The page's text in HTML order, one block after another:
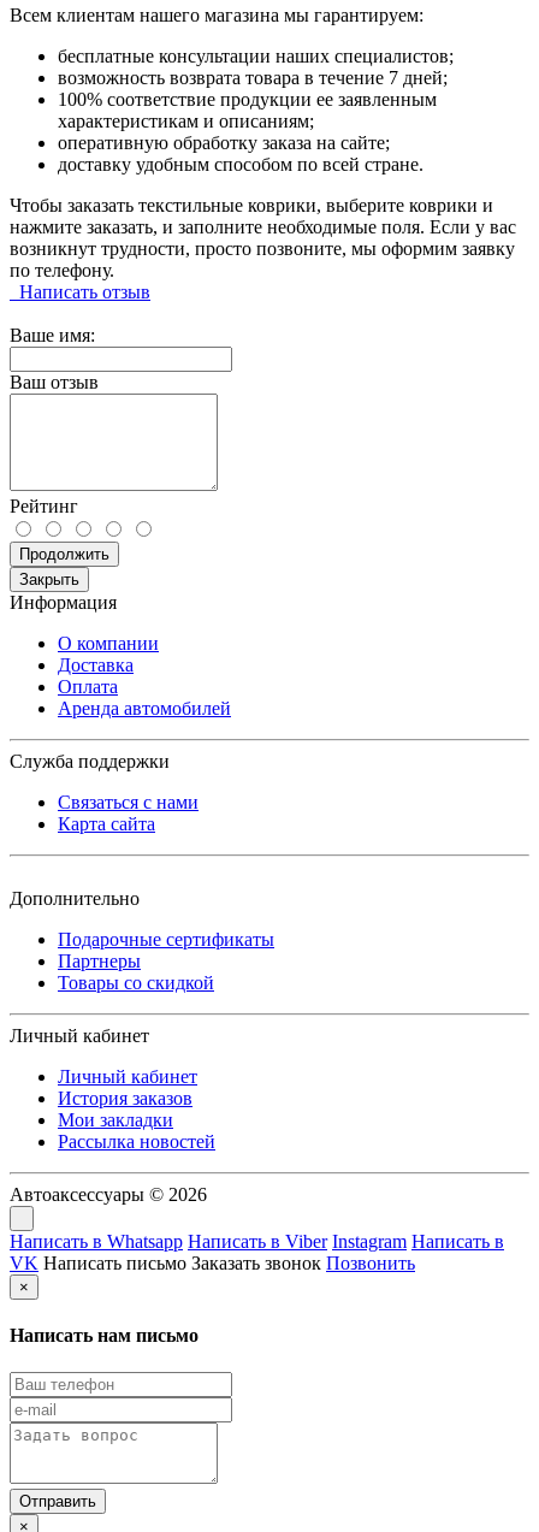
Всем клиентам нашего магазина мы гарантируем:
бесплатные консультации наших специалистов;
возможность возврата товара в течение 7 дней;
100% соответствие продукции ее заявленным
характеристикам и описаниям;
оперативную обработку заказа на сайте;
доставку удобным способом по всей стране.
Чтобы заказать текстильные коврики, выберите коврики и
нажмите заказать, и заполните необходимые поля. Если у вас
возникнут трудности, просто позвоните, мы оформим заявку
по телефону.
Написать отзыв
Ваше имя:
Ваш отзыв
Рейтинг
Продолжить
Закрыть
Информация
О компании
Доставка
Оплата
Аренда автомобилей
Служба поддержки
Связаться с нами
Карта сайта
Дополнительно
Подарочные сертификаты
Партнеры
Товары со скидкой
Личный кабинет
Личный кабинет
История заказов
Мои закладки
Рассылка новостей
Автоаксессуары © 2026
Написать в Whatsapp Написать в Viber Instagram Написать в
VK Написать письмо Заказать звонок Позвонить
×
Написать нам письмо
×